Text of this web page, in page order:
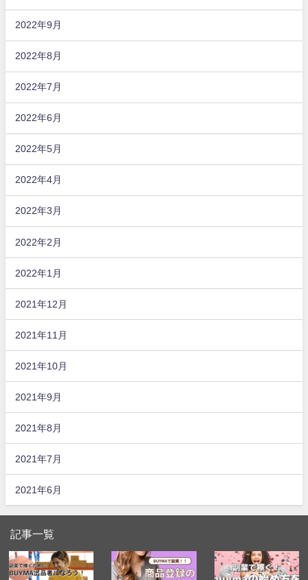
2022年9月
2022年8月
2022年7月
2022年6月
2022年5月
2022年4月
2022年3月
2022年2月
2022年1月
2021年12月
2021年11月
2021年10月
2021年9月
2021年8月
2021年7月
2021年6月
記事一覧